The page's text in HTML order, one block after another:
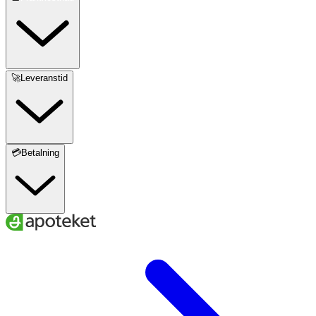
Observera:
förekomma tidigare versioner. Kontrollera alltid den
tryckta ingredienslistan på produktens förpackning för
korrekt information.
🚀Leveranstid
💳Betalning